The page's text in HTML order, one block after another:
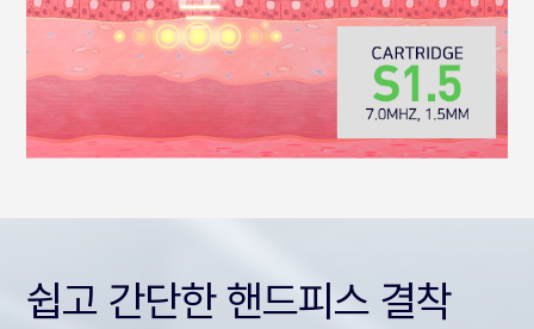
쉽고 간단한 핸드피스 결착